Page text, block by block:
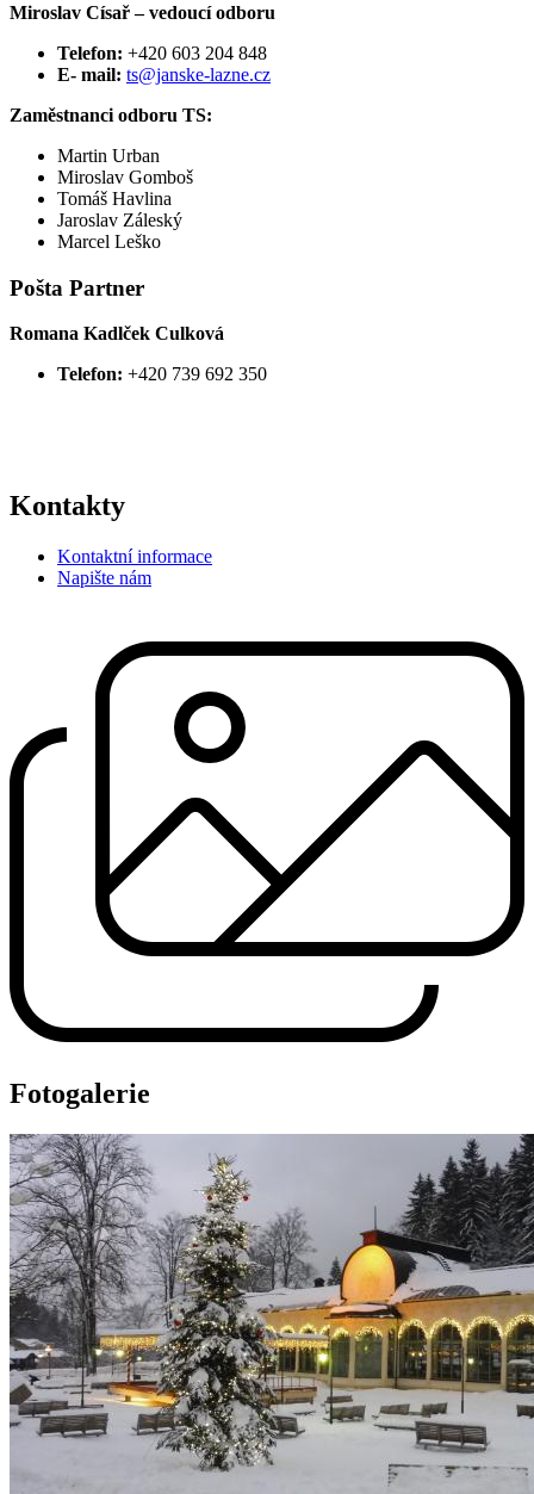
Miroslav Císař – vedoucí odboru
Telefon: +420 603 204 848
E- mail: ts@janske-lazne.cz
Zaměstnanci odboru TS:
Martin Urban
Miroslav Gomboš
Tomáš Havlina
Jaroslav Záleský
Marcel Leško
Pošta Partner
Romana Kadlček Culková
Telefon: +420 739 692 350
Kontakty
Kontaktní informace
Napište nám
Fotogalerie